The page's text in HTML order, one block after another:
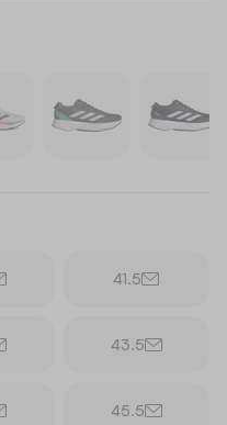
41.5
43.5
45.5